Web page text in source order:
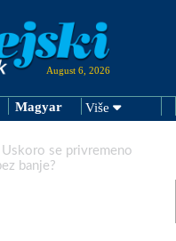
August 6, 2026
Magyar Više
Uskoro se privremeno
banje?